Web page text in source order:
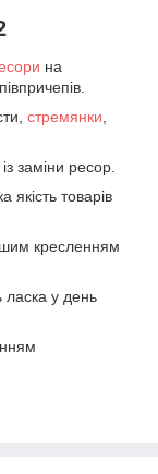
на
стремянки,
заміни ресор.
якість товарів
кресленням
ласка у день